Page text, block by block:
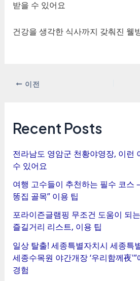
받을 수 있어요
건강을 생각한 식사까지 갖춰진 웰
이전
Recent Posts
전라남도 영암군 천황야영장, 이런
수 있어요
여행 고수들이 추천하는 필수 코스
똥집 골목” 이용 팁
포라이즌글램핑 무조건 도움이 되
즐길거리 리스트, 이용 팁
일상 탈출! 세종특별자치시 세종특
세종수목원 야간개장 ‘우리함께夜
경험